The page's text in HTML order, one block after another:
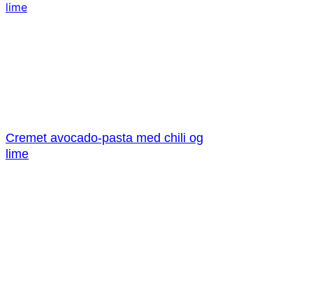
Cremet avocado-pasta med chili og
lime